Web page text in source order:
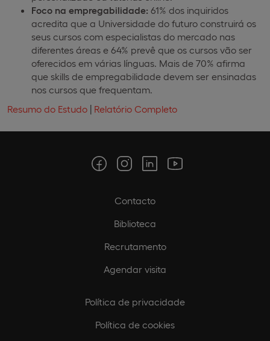
Foco na empregabilidade: 61% dos inquiridos
acredita que a Universidade do futuro construirá os
seus cursos com especialistas do mercado nas
diferentes áreas e 64% prevê que os cursos vão ser
oferecidos em várias línguas. Mais de 70% afirma
que skills de empregabilidade devem ser ensinadas
nos cursos que frequentam.
Resumo do Estudo | Relatório Completo
Contacto
Biblioteca
Recrutamento
Agendar visita
Política de privacidade
Política de cookies